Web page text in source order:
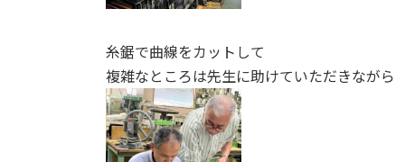
糸鋸で曲線をカットして
複雑なところは先生に助けていただきながら